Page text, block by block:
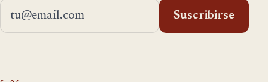
Dirección de email
Suscribirse